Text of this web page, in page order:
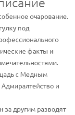
очарование.
под
факты и
с Медным
и
за другим разводят